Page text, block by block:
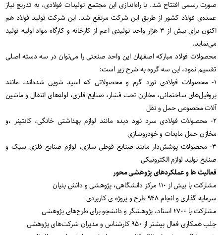
صورت رسمی افتتاح شد. با راه‌اندازی این مجتمع تولیدات فولادی، به تدریج نیاز
عمده‌ی فولاد کشور از طریق این شرکت مرتفع شد. این شرکت تولید فولاد هم
اکنون برای بیش از ۳ هزار واحد تولیدی اعم از کارخانه و کارگاه مواد اولیه تولید
می‌نماید.
محصولات فولاد مبارکه اصفهان این واحد صنعتی را می‌توان در سه دسته اصلی
تقسیم نمود، این سه گروه به شرح زیر است:
۱- محصولات فولادی نورد گرم و محصولاتی که اسید شویی شده‌اند، مانند
پروفیل‌های ساختمانی، مخازن تحت فشار، صنایع فلزی، لوله‌های انتقال و ماشین
آلات مخصوص حمل و نقل
۲- محصولات فولادی سرد نورد دیده مانند لوازم بهداشتی خانگی، کانتینر ،و
مخازن حمل مایعات و خودروسازی
۳- محصولات پوشش‌دار مانند صنایع قوطی سازی، لوازم صنایع فلزی سبک و
صنایع تولید لوازم الکترونیکی
فعالیت ها و عملکردهای پژوهشی محور
مشارکت با بیش از ۱۱۰ مرکز دانشگاهی، پژوهشی و دانش بنیان
سرمایه گذاری و انجام ۹۴۸ طرح و پروژه ی کاربردی
مشارکت با ۲۷۰۰ استاد، پژوهشگر و دانشجو برای طرح‌های پژوهشی
جلب همکاری فعال بیشتر از ۹۵۰ کارشناس و مدیران شرکت‌های پژوهشی